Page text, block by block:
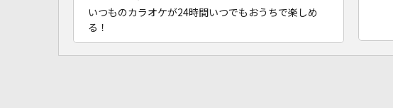
いつものカラオケが24時間いつでもおうちで楽しめ
る！